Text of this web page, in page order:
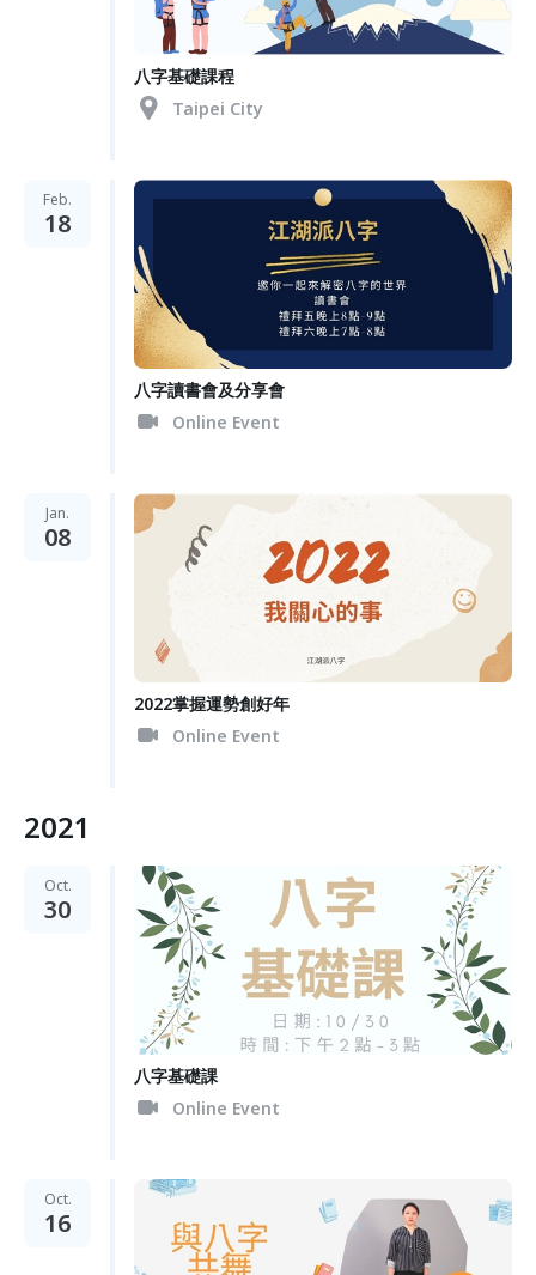
八字基礎課程
Taipei City
Feb.
18
八字讀書會及分享會
Online Event
Jan.
08
2022掌握運勢創好年
Online Event
2021
Oct.
30
八字基礎課
Online Event
Oct.
16